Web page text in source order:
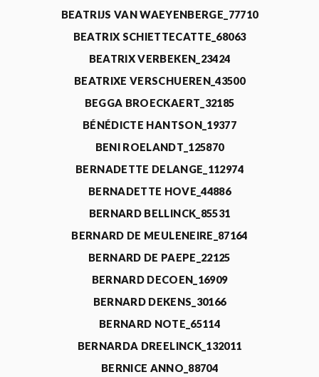
BEATRIJS VAN WAEYENBERGE_77710
BEATRIX SCHIETTECATTE_68063
BEATRIX VERBEKEN_23424
BEATRIXE VERSCHUEREN_43500
BEGGA BROECKAERT_32185
BÉNÉDICTE HANTSON_19377
BENI ROELANDT_125870
BERNADETTE DELANGE_112974
BERNADETTE HOVE_44886
BERNARD BELLINCK_85531
BERNARD DE MEULENEIRE_87164
BERNARD DE PAEPE_22125
BERNARD DECOEN_16909
BERNARD DEKENS_30166
BERNARD NOTE_65114
BERNARDA DREELINCK_132011
BERNICE ANNO_88704